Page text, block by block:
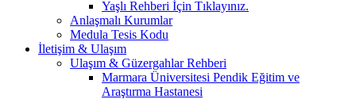
Yaşlı Rehberi İçin Tıklayınız.
Anlaşmalı Kurumlar
Medula Tesis Kodu
İletişim & Ulaşım
Ulaşım & Güzergahlar Rehberi
Marmara Üniversitesi Pendik Eğitim ve
Araştırma Hastanesi